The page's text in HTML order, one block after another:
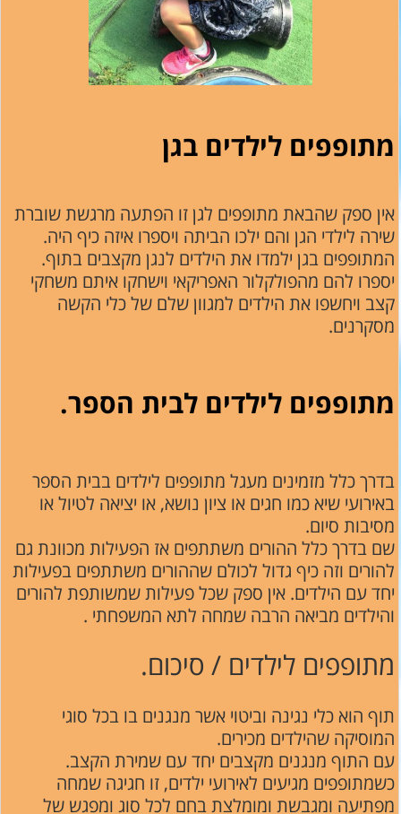
מתופפים לילדים בגן
אין ספק שהבאת מתופפים לגן זו הפתעה מרגשת שוברת
שירה לילדי הגן והם ילכו הביתה ויספרו איזה כיף היה.
המתופפים בגן ילמדו את הילדים לנגן מקצבים בתוף.
יספרו להם מהפולקלור האפריקאי וישחקו איתם משחקי
קצב ויחשפו את הילדים למגוון שלם של כלי הקשה
מסקרנים.
מתופפים לילדים לבית הספר.
בדרך כלל מזמינים מעגל מתופפים לילדים בבית הספר
באירועי שיא כמו חגים או ציון נושא, או יציאה לטיול או
מסיבות סיום.
שם בדרך כלל ההורים משתתפים אז הפעילות מכוונת גם
להורים וזה כיף גדול לכולם שההורים משתתפים בפעילות
יחד עם הילדים. אין ספק שכל פעילות שמשותפת להורים
והילדים מביאה הרבה שמחה לתא המשפחתי .
מתופפים לילדים / סיכום.
תוף הוא כלי נגינה וביטוי אשר מנגנים בו בכל סוגי
המוסיקה שהילדים מכירים.
עם התוף מנגנים מקצבים יחד עם שמירת הקצב.
כשמתופפים מגיעים לאירועי ילדים, זו חגיגה שמחה
מפתיעה ומגבשת ומומלצת בחם לכל סוג ומפגש של